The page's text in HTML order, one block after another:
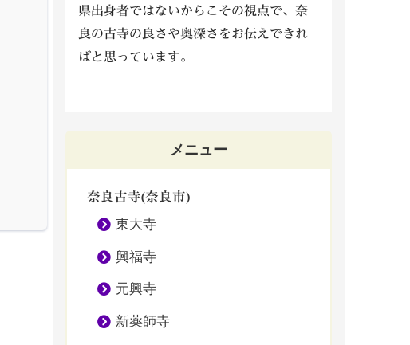
県出身者ではないからこその視点で、奈
良の古寺の良さや奥深さをお伝えできれ
ばと思っています。
メニュー
奈良古寺(奈良市)
東大寺
興福寺
元興寺
新薬師寺